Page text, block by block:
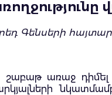
Գենսերի
առաջ դիմել